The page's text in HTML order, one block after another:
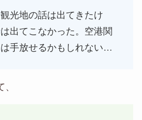
光地の話は出てきたけ
出てこなかった。空港関
手放せるかもしれない…